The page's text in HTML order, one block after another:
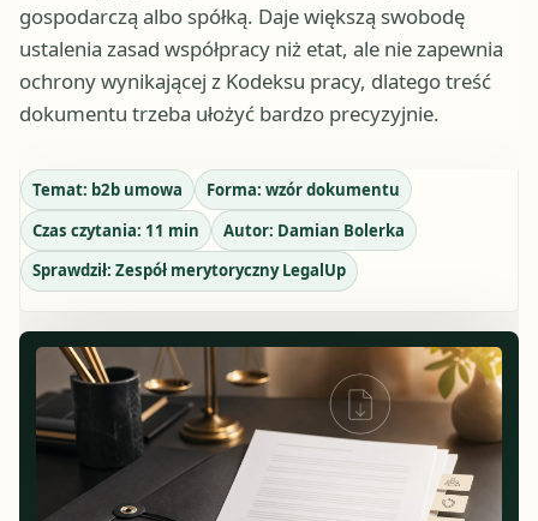
gospodarczą albo spółką. Daje większą swobodę
ustalenia zasad współpracy niż etat, ale nie zapewnia
ochrony wynikającej z Kodeksu pracy, dlatego treść
dokumentu trzeba ułożyć bardzo precyzyjnie.
Temat: b2b umowa Forma: wzór dokumentu
Czas czytania: 11 min Autor: Damian Bolerka
Sprawdził: Zespół merytoryczny LegalUp